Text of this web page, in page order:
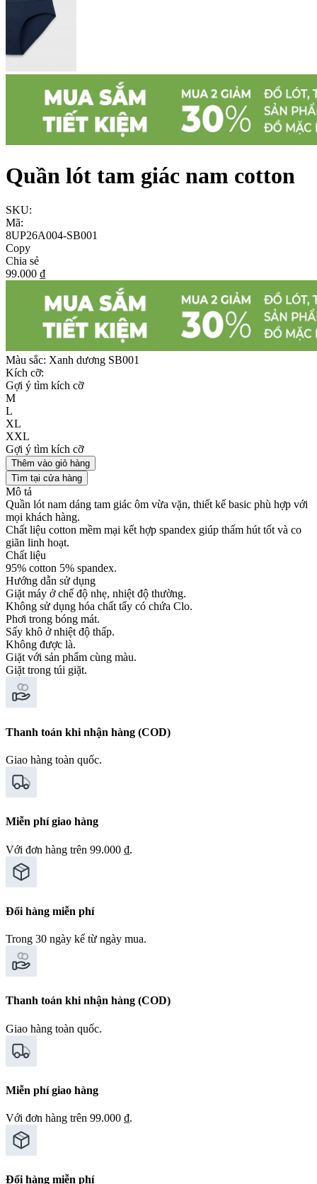
Quần lót tam giác nam cotton
SKU:
Mã:
8UP26A004-SB001
Copy
Chia sẻ
99.000 ₫
Màu sắc: Xanh dương SB001
Kích cỡ:
Gợi ý tìm kích cỡ
M
L
XL
XXL
Gợi ý tìm kích cỡ
Thêm vào giỏ hàng
Tìm tại cửa hàng
Mô tả
Quần lót nam dáng tam giác ôm vừa vặn, thiết kế basic phù hợp với
mọi khách hàng.
Chất liệu cotton mềm mại kết hợp spandex giúp thấm hút tốt và co
giãn linh hoạt.
Chất liệu
95% cotton 5% spandex.
Hướng dẫn sử dụng
Giặt máy ở chế độ nhẹ, nhiệt độ thường.
Không sử dụng hóa chất tẩy có chứa Clo.
Phơi trong bóng mát.
Sấy khô ở nhiệt độ thấp.
Không được là.
Giặt với sản phẩm cùng màu.
Giặt trong túi giặt.
Thanh toán khi nhận hàng (COD)
Giao hàng toàn quốc.
Miễn phí giao hàng
Với đơn hàng trên 99.000 ₫.
Đổi hàng miễn phí
Trong 30 ngày kể từ ngày mua.
Thanh toán khi nhận hàng (COD)
Giao hàng toàn quốc.
Miễn phí giao hàng
Với đơn hàng trên 99.000 ₫.
Đổi hàng miễn phí